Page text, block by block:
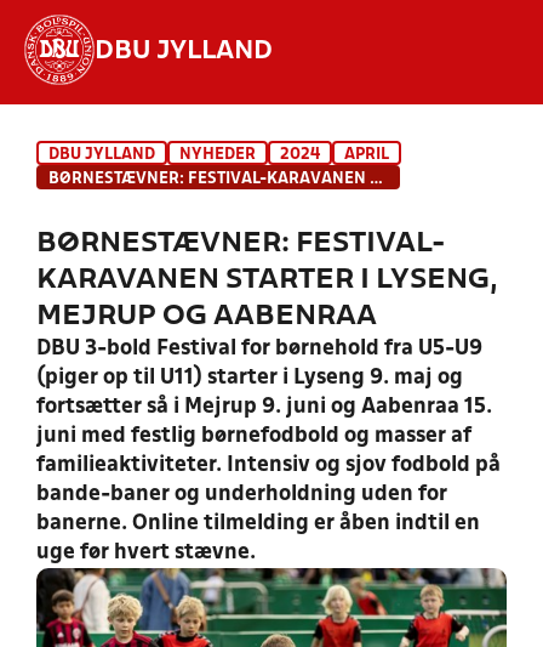
DBU JYLLAND
INDHOLD OG NYHEDER
HOLD
DBU JYLLAND NYHEDER 2024
APRIL
BØRNESTÆVNER: FESTIVAL-KARAVANEN STARTER I LYSENG, MEJRUP OG AABENRAA
BØRNESTÆVNER: FESTIVAL-
KARAVANEN STARTER I LYSENG,
MEJRUP OG AABENRAA
DBU 3-bold Festival for børnehold fra U5-U9
(piger op til U11) starter i Lyseng 9. maj og
fortsætter så i Mejrup 9. juni og Aabenraa 15.
juni med festlig børnefodbold og masser af
familieaktiviteter. Intensiv og sjov fodbold på
bande-baner og underholdning uden for
banerne. Online tilmelding er åben indtil en
uge før hvert stævne.